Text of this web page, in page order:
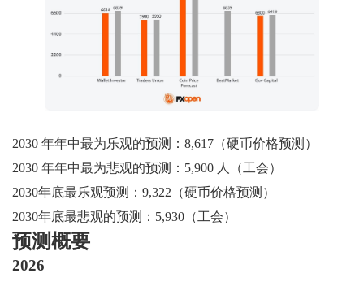
2030 年年中最为乐观的预测：8,617（硬币价格预测）
2030 年年中最为悲观的预测：5,900 人（工会）
2030年底最乐观预测：9,322（硬币价格预测）
2030年底最悲观的预测：5,930（工会）
预测概要
2026